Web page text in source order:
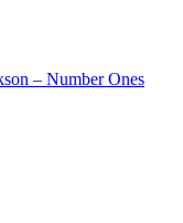
– Number Ones